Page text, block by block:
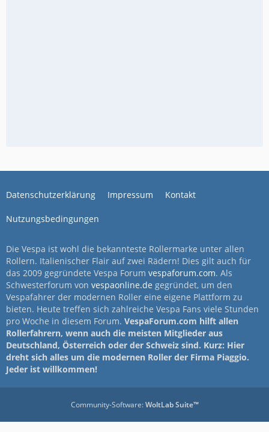
Datenschutzerklärung Impressum Kontakt
Nutzungsbedingungen
Die Vespa ist wohl die bekannteste Rollermarke unter allen
Rollern. Italienischer Flair auf zwei Rädern! Dies gilt auch für
das 2009 gegründete Vespa Forum vespaforum.com. Als
Schwesterforum von vespaonline.de gegründet, um den
Vespafahrer der modernen Roller eine eigene Plattform zu
bieten. Heute treffen sich zahlreiche Vespa Fans viele Stunden
pro Woche in diesem Forum. VespaForum.com hilft allen
Rollerfahrern, wenn auch die meisten Mitglieder aus
Deutschland, Österreich oder der Schweiz sind. Kurz: Hier
dreht sich alles um die modernen Roller der Firma Piaggio.
Jeder ist willkommen!
Community-Software:WoltLab Suite™